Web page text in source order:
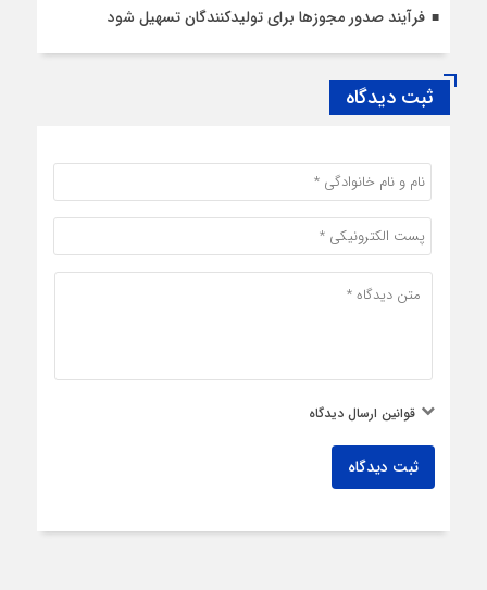
فرآیند صدور مجوزها برای تولیدکنندگان تسهیل شود
ثبت دیدگاه
قوانین ارسال دیدگاه
ثبت دیدگاه